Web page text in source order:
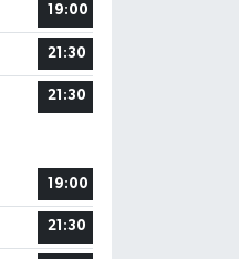
19:00
21:30
21:30
19:00
21:30